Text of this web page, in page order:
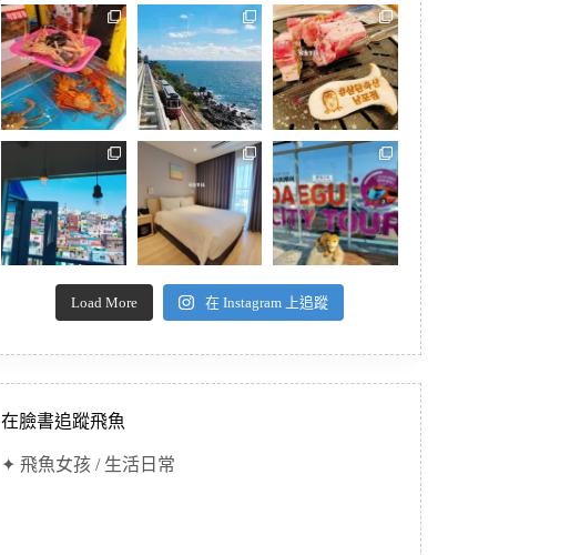
Load More 在 Instagram 上追蹤
在臉書追蹤飛魚
✦ 飛魚女孩 / 生活日常